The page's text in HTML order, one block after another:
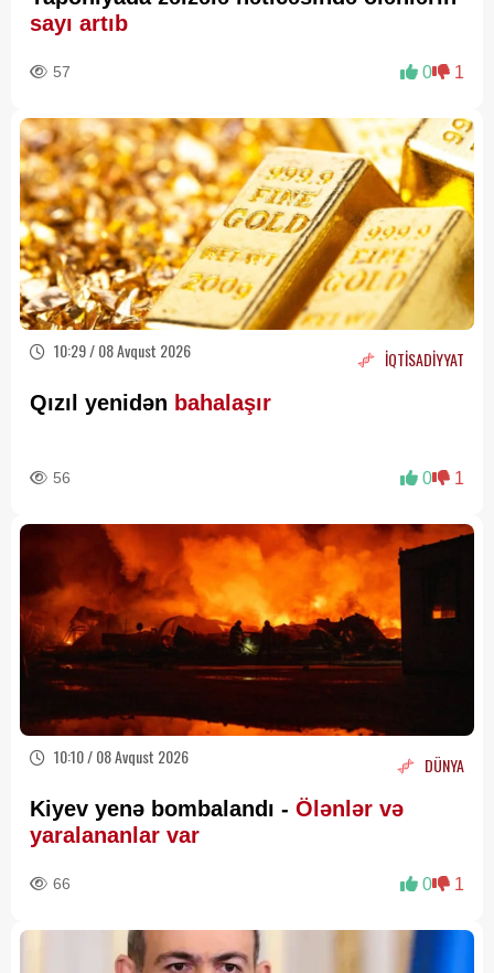
sayı artıb
57 0 1
10:29 / 08 Avqust 2026 İQTİSADİYYAT
Qızıl yenidən bahalaşır
56 0 1
10:10 / 08 Avqust 2026 DÜNYA
Kiyev yenə bombalandı - Ölənlər və
yaralananlar var
66 0 1